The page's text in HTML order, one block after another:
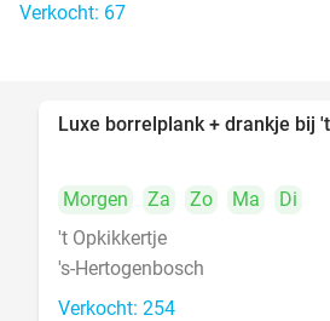
Verkocht: 67
Luxe borrelplank + drankje bij
Morgen Za Zo Ma
Di
't Opkikkertje
's-Hertogenbosch
Verkocht: 254